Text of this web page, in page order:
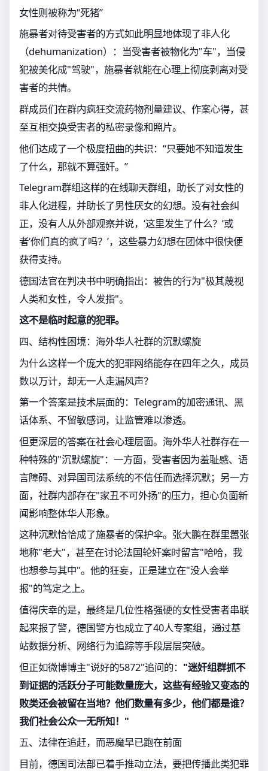
女性则被称为“死猪”
施暴者对待受害者的方式如此明显地体现了非人化
（dehumanization）：当受害者被物化为"车"，当侵
犯被美化成"驾驶"，施暴者就能在心理上彻底剥离对受
害者的共情。
群成员们在群内疯狂交流药物剂量建议、作案心得，甚
至互相交换受害者的私密录像和照片。
他们达成了一个极度扭曲的共识：“只要她不知道发生
了什么，那就不算强奸。”
Telegram群组这样的在线聊天群组，助长了对女性的
非人化进程，并助长了男性厌女的幻想。没有社会纠
正，没有人从外部观察并说，‘这里发生了什么？’或
者‘你们真的疯了吗？’，这些暴力幻想在团体中很快便
获得支持。
德国法官在判决书中明确指出：被告的行为"极其蔑视
人类和女性，令人发指"。
这不是临时起意的犯罪。
四、结构性困境：海外华人社群的沉默螺旋
为什么这样一个庞大的犯罪网络能存在四年之久，成员
数以万计，却无一人走漏风声？
第一个答案是技术层面的：Telegram的加密通讯、黑
话体系、不留敏感词，让监管难以渗透。
但更深层的答案在社会心理层面。海外华人社群存在一
种特殊的"沉默螺旋"：一方面，受害者因为羞耻感、语
言障碍、对异国司法系统的不信任而选择沉默；另一方
面，社群内部存在"家丑不可外扬"的压力，担心负面新
闻影响整体华人形象。
这种沉默恰恰成了施暴者的保护伞。张大鹏在群里嚣张
地称"老大"，甚至在讨论法国轮奸案时留言"哈哈，我
也想参与其中"。他的狂妄，正是建立在"没人会举
报"的笃定之上。
值得庆幸的是，最终是几位性格强硬的女性受害者串联
起来报了警，德国警方也成立了40人专案组，通过基
站数据分析、网络行为追踪等手段层层突破。
但正如微博博主"说好的5872"追问的： "迷奸组群抓不
到证据的活跃分子可能数量庞大，这些有经验又变态的
败类还会被留在当地？他们数量有多少，他们都是谁？
我们社会公众一无所知！"
五、法律在追赶，而恶魔早已跑在前面
目前，德国司法部已着手推动立法，要把传播此类犯罪